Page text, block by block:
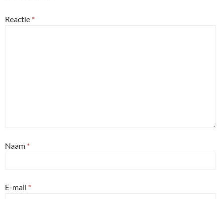
Reactie *
Naam *
E-mail *